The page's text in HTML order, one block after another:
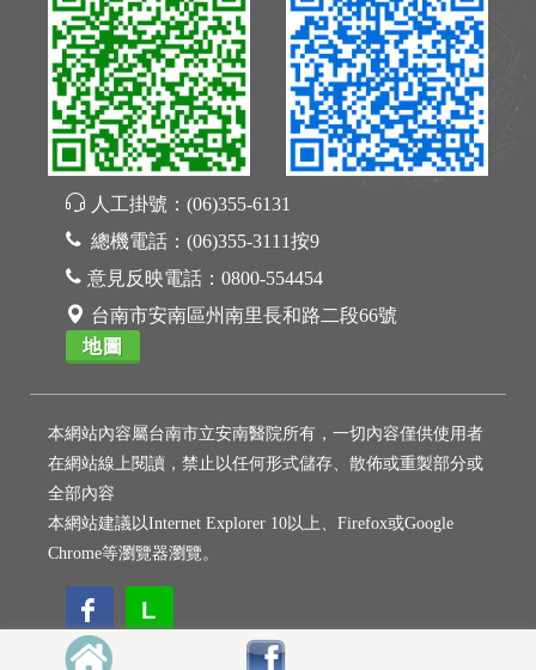
人工掛號： (06)355-6131
總機電話： (06)355-3111按9
意見反映電話： 0800-554454
台南市安南區州南里長和路二段66號
地圖
本網站內容屬台南市立安南醫院所有，一切內容僅供使用者
在網站線上閱讀，禁止以任何形式儲存、散佈或重製部分或
全部內容
本網站建議以Internet Explorer 10以上、Firefox或Google
Chrome等瀏覽器瀏覽。
L